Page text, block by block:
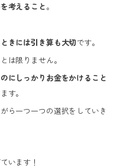
考えること。
ときには引き算も大切です。
は限りません。
にしっかりお金をかけること
す。
ら一つ一つの選択をしていき
います！